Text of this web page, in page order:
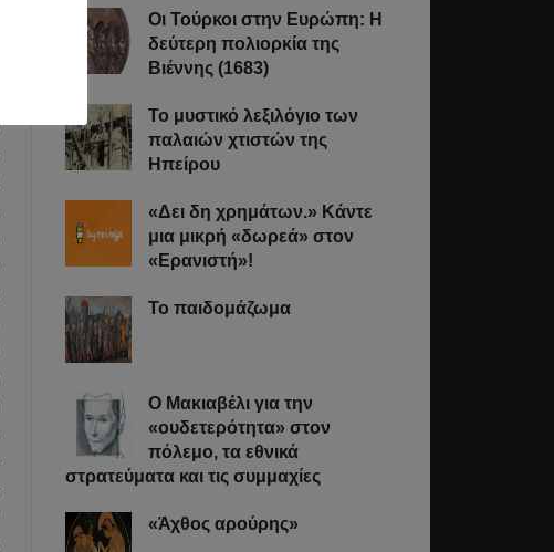
Οι Τούρκοι στην Ευρώπη: Η
δεύτερη πολιορκία της
Βιέννης (1683)
Το μυστικό λεξιλόγιο των
παλαιών χτιστών της
Ηπείρου
«Δει δη χρημάτων.» Κάντε
μια μικρή «δωρεά» στον
«Ερανιστή»!
Το παιδομάζωμα
O Μακιαβέλι για την
«ουδετερότητα» στον
πόλεμο, τα εθνικά
στρατεύματα και τις συμμαχίες
«Άχθος αρούρης»